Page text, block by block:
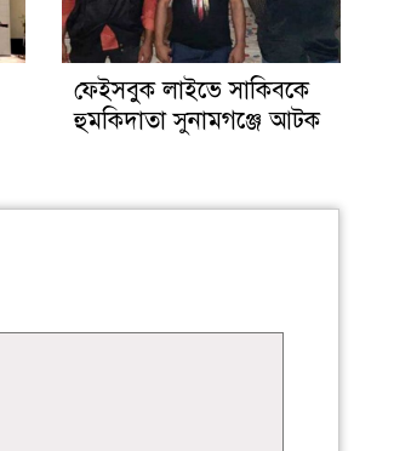
ফেইসবুক লাইভে সাকিবকে
হুমকিদাতা সুনামগঞ্জে আটক